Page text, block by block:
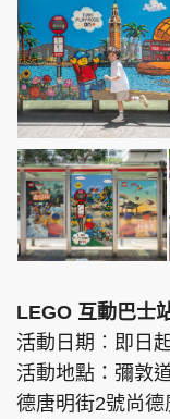
LEGO 互動巴士
活動日期︰即日
活動地點：彌敦
德唐明街2號尚